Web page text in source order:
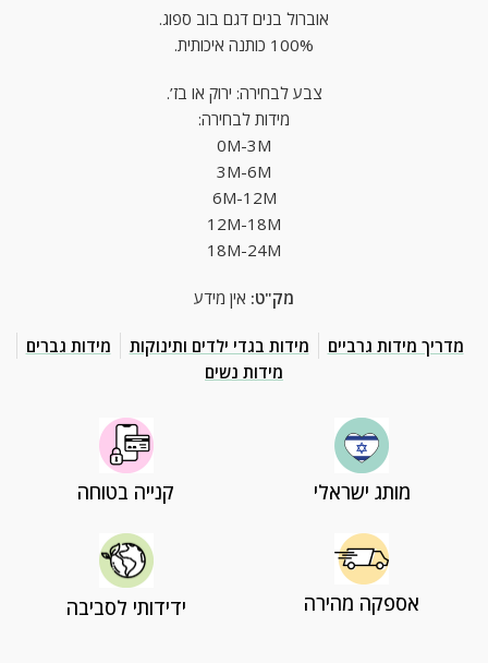
אוברול בנים דגם בוב ספוג.
100% כותנה איכותית.
צבע לבחירה: ירוק או בז’.
מידות לבחירה:
0M-3M
3M-6M
6M-12M
12M-18M
18M-24M
מק"ט: אין מידע
מדריך מידות גרביים מידות בגדי ילדים ותינוקות
מידות גברים
מידות נשים
מותג ישראלי קנייה בטוחה
אספקה מהירה ידידותי לסביבה